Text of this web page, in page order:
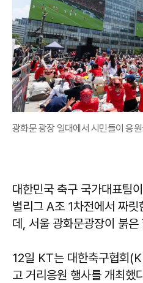
광화문 광장 일대에서 시민들이 응
대한민국 축구 국가대표팀
별리그 A조 1차전에서 짜
데, 서울 광화문광장이 붉
12일 KT는 대한축구협회
고 거리응원 행사를 개최했